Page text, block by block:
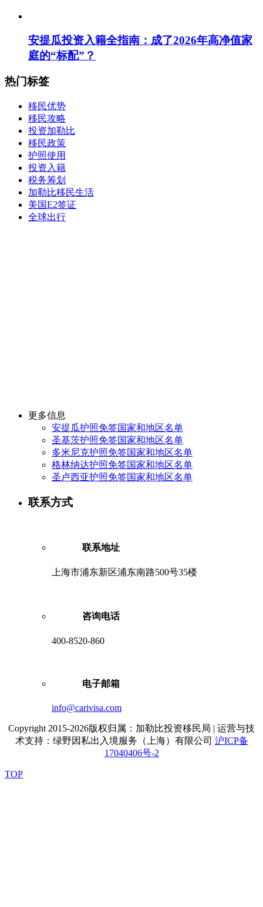
安提瓜投资入籍全指南：成了2026年高净值家
庭的“标配”？
热门标签
移民优势
移民攻略
投资加勒比
移民政策
护照使用
投资入籍
税务筹划
加勒比移民生活
美国E2签证
全球出行
更多信息
安提瓜护照免签国家和地区名单
圣基茨护照免签国家和地区名单
多米尼克护照免签国家和地区名单
格林纳达护照免签国家和地区名单
圣卢西亚护照免签国家和地区名单
联系方式
联系地址
上海市浦东新区浦东南路500号35楼
咨询电话
400-8520-860
电子邮箱
info@carivisa.com
Copyright 2015-2026版权归属：加勒比投资移民局 | 运营与技
术支持：绿野因私出入境服务（上海）有限公司 沪ICP备
17040406号-2
TOP